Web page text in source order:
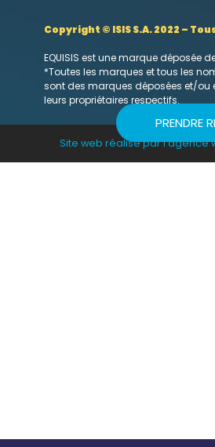
PRENDRE
Copyright © ISIS S.A. 2022 –
EQUISIS est une marque déposée de
*Toutes les marques et tous les
sont des marques déposées et/ou
leurs propriétaires respectifs.
Site web réalisé par l’agence